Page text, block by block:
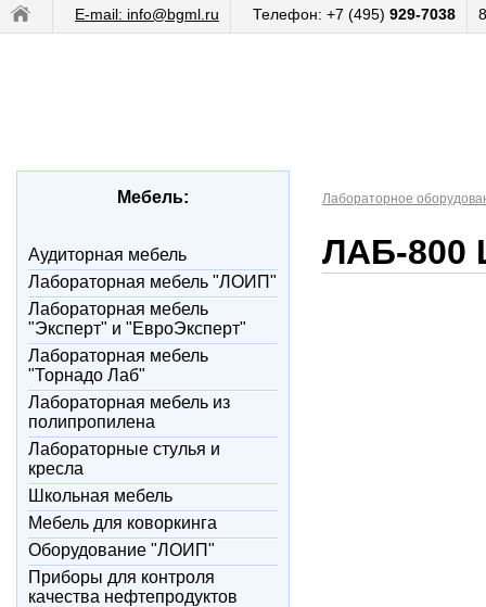
E-mail: info@bgml.ru Телефон: +7 (495) 929-7038
Мебель:
Аудиторная мебель
Лабораторная мебель "ЛОИП"
Лабораторная мебель
"Эксперт" и "ЕвроЭксперт"
Лабораторная мебель
"Торнадо Лаб"
Лабораторная мебель из
полипропилена
Лабораторные стулья и
кресла
Школьная мебель
Мебель для коворкинга
Оборудование "ЛОИП"
Приборы для контроля
качества нефтепродуктов
Лабораторное
ЛАБ-800